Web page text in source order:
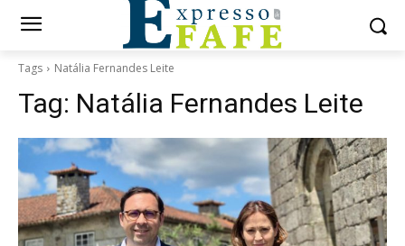
Tags Natália Fernandes Leite
Tag: Natália Fernandes Leite